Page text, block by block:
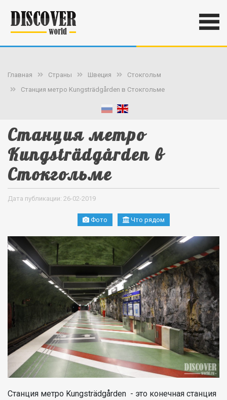
Главная Страны Швеция
Стокгольм
Станция метро Kungsträdgården в Стокгольме
Станция метро
Kungsträdgården в
Стокгольме
Дата публикации: 26-02-2019
Фото Что рядом
Станция метро Kungsträdgården - это конечная станция